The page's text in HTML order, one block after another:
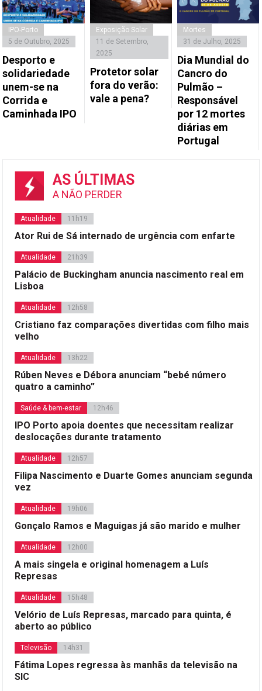
IPO-Porto
5 de Outubro, 2025
Desporto e
solidariedade
unem-se na
Corrida e
Caminhada IPO
Exposição Solar
11 de Setembro,
2025
Protetor solar
fora do verão:
vale a pena?
Mortes
31 de Julho, 2025
Dia Mundial do
Cancro do
Pulmão –
Responsável
por 12 mortes
diárias em
Portugal
AS ÚLTIMAS
A NÃO PERDER
Atualidade 11h19
Ator Rui de Sá internado de urgência com enfarte
Atualidade 21h39
Palácio de Buckingham anuncia nascimento real em
Lisboa
Atualidade 12h58
Cristiano faz comparações divertidas com filho mais
velho
Atualidade 13h22
Rúben Neves e Débora anunciam “bebé número
quatro a caminho”
Saúde & bem-estar 12h46
IPO Porto apoia doentes que necessitam realizar
deslocações durante tratamento
Atualidade 12h57
Filipa Nascimento e Duarte Gomes anunciam segunda
vez
Atualidade 19h06
Gonçalo Ramos e Maguigas já são marido e mulher
Atualidade 12h00
A mais singela e original homenagem a Luís
Represas
Atualidade 15h48
Velório de Luís Represas, marcado para quinta, é
aberto ao público
Televisão 14h31
Fátima Lopes regressa às manhãs da televisão na
SIC